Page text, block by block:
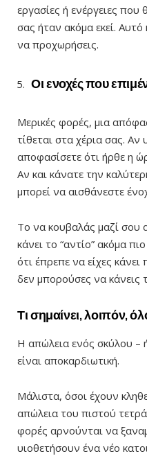
εργασίες ή ενέργειες
σας ήταν ακόμα εκεί.
να προχωρήσεις.
Οι ενοχές που
Μερικές φορές, μια
τίθεται στα χέρια σας.
αποφασίσετε ότι ήρθε η
Αν και κάνατε την
μπορεί να αισθάνεστε
Το να κουβαλάς μαζί σου
κάνει το “αντίο” ακόμα
ότι έπρεπε να είχες
δεν μπορούσες να κάνεις
Τι σημαίνει, λοιπόν,
Η απώλεια ενός σκύλου –
είναι αποκαρδιωτική.
Μάλιστα, όσοι έχουν
απώλεια του πιστού
φορές αρνούνται να
υιοθετήσουν ένα νέο